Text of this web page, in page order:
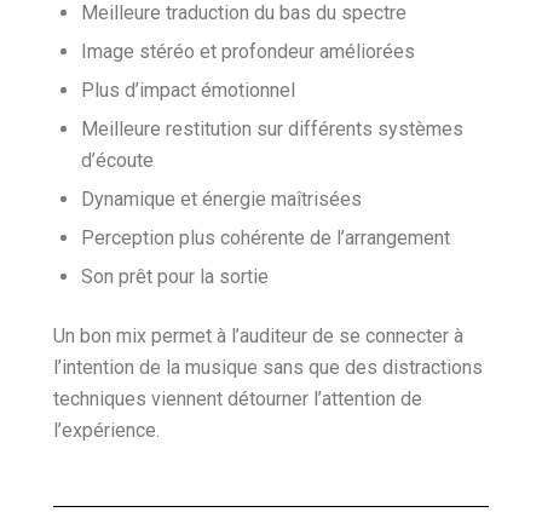
Meilleure traduction du bas du spectre
Image stéréo et profondeur améliorées
Plus d’impact émotionnel
Meilleure restitution sur différents systèmes
d’écoute
Dynamique et énergie maîtrisées
Perception plus cohérente de l’arrangement
Son prêt pour la sortie
Un bon mix permet à l’auditeur de se connecter à
l’intention de la musique sans que des distractions
techniques viennent détourner l’attention de
l’expérience.